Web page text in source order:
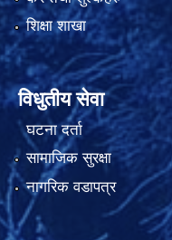
शिक्षा शाखा
विधुतीय सेवा
घटना दर्ता
सामाजिक सुरक्षा
नागरिक वडापत्र